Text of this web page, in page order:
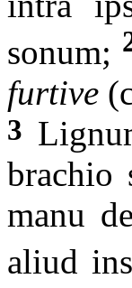
sonum;
furtive
3
brachio
manu
aliud